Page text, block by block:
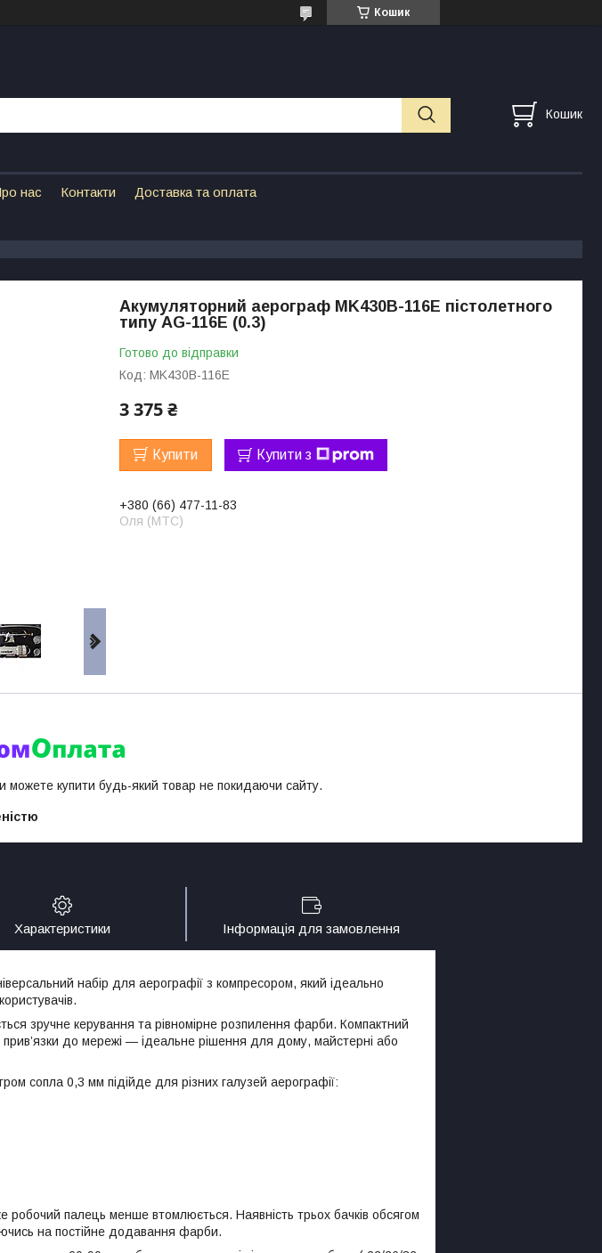
Кошик
Кошик
нас Контакти Доставка та оплата
Акумуляторний аерограф MK430B-116E пістолетного
типу AG-116E (0.3)
Готово до відправки
Код: MK430B-116E
3 375 ₴
Купити Купити з
+380 (66) 477-11-83
Оля (МТС)
можете купити будь-який товар не покидаючи сайту.
Характеристики Інформація для замовлення
набір для аерографії з компресором, який ідеально
зручне керування та рівномірне розпилення фарби. Компактний
до мережі — ідеальне рішення для дому, майстерні або
сопла 0,3 мм підійде для різних галузей аерографії:
робочий палець менше втомлюється. Наявність трьох бачків обсягом
на постійне додавання фарби.